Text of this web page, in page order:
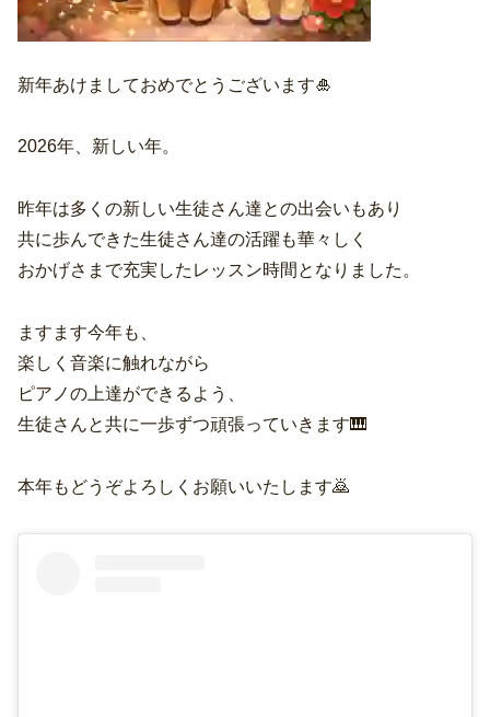
新年あけましておめでとうございます🎍
2026年、新しい年。
昨年は多くの新しい生徒さん達との出会いもあり
共に歩んできた生徒さん達の活躍も華々しく
おかげさまで充実したレッスン時間となりました。
ますます今年も、
楽しく音楽に触れながら
ピアノの上達ができるよう、
生徒さんと共に一歩ずつ頑張っていきます🎹
本年もどうぞよろしくお願いいたします🙇